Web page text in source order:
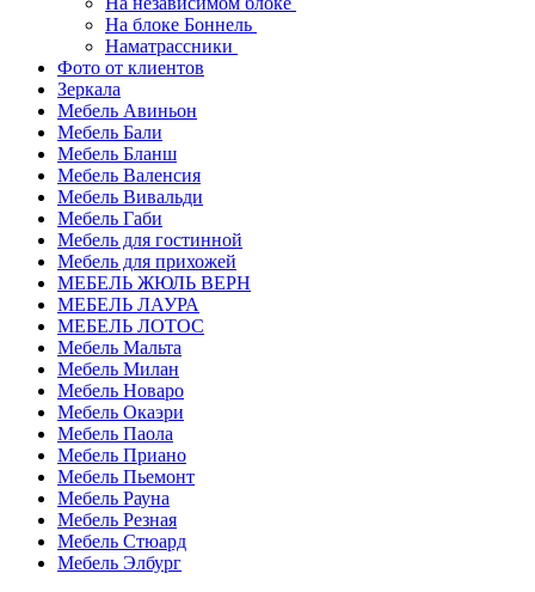
На блоке Боннель
Наматрассники
Фото от клиентов
Зеркала
Мебель Авиньон
Мебель Бали
Мебель Бланш
Мебель Валенсия
Мебель Вивальди
Мебель Габи
Мебель для гостинной
Мебель для прихожей
МЕБЕЛЬ ЖЮЛЬ ВЕРН
МЕБЕЛЬ ЛАУРА
МЕБЕЛЬ ЛОТОС
Мебель Мальта
Мебель Милан
Мебель Новаро
Мебель Окаэри
Мебель Паола
Мебель Приано
Мебель Пьемонт
Мебель Рауна
Мебель Резная
Мебель Стюард
Мебель Элбург